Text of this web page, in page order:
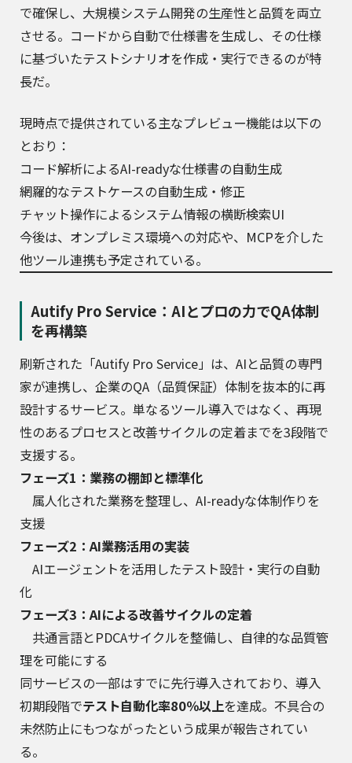
で確保し、大規模システム開発の生産性と品質を両立
させる。コードから自動で仕様書を生成し、その仕様
に基づいたテストシナリオを作成・実行できるのが特
長だ。
現時点で提供されている主なプレビュー機能は以下の
とおり：
コード解析によるAI-readyな仕様書の自動生成
網羅的なテストケースの自動生成・修正
チャット操作によるシステム情報の横断検索UI
今後は、オンプレミス環境への対応や、MCPを介した
他ツール連携も予定されている。
Autify Pro Service：AIとプロの力でQA体制
を再構築
刷新された「Autify Pro Service」は、AIと品質の専門
家が連携し、企業のQA（品質保証）体制を抜本的に再
設計するサービス。単なるツール導入ではなく、再現
性のあるプロセスと改善サイクルの定着までを3段階で
支援する。
フェーズ1：業務の棚卸と標準化
属人化された業務を整理し、AI-readyな体制作りを
支援
フェーズ2：AI業務活用の実装
AIエージェントを活用したテスト設計・実行の自動
化
フェーズ3：AIによる改善サイクルの定着
共通言語とPDCAサイクルを整備し、自律的な品質管
理を可能にする
同サービスの一部はすでに先行導入されており、導入
初期段階でテスト自動化率80％以上を達成。不具合の
未然防止にもつながったという成果が報告されてい
る。